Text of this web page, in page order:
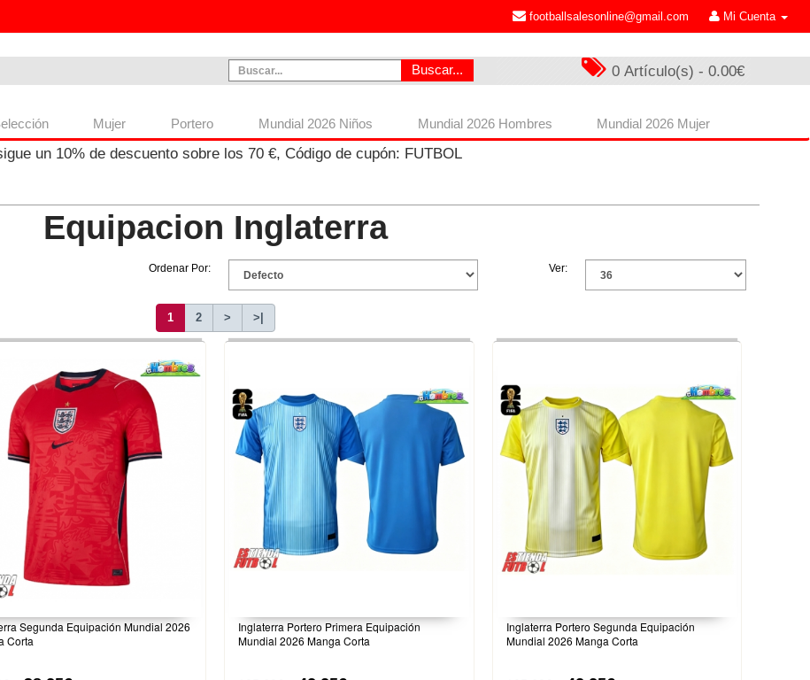
footballsalesonline@gmail.com Mi Cuenta
Buscar... 0 Artículo(s) - 0.00€
Mujer Portero Mundial 2026 Niños Mundial 2026 Hombres Mundial 2026 Mujer
un 10%de descuento sobre los 70€, Código de cupón: FUTBOL
Equipacion Inglaterra
Ordenar Por: Ver:
1 2 > >|
Segunda Equipación Mundial 2026
Corta
Inglaterra Portero Primera Equipación
Mundial 2026 Manga Corta
Inglaterra Portero Segunda Equipación
Mundial 2026 Manga Corta